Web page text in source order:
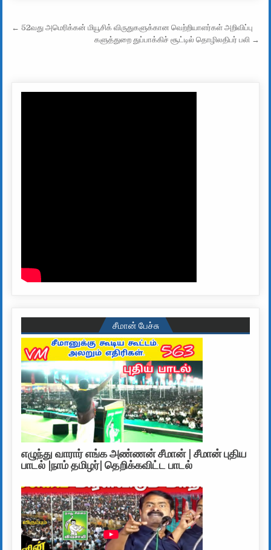
Post navigation
← 52வது அமெரிக்கன் மியூசிக் விருதுகளுக்கான வெற்றியாளர்கள் அறிவிப்பு
களுத்துறை துப்பாக்கிச் சூட்டில் தொழிலதிபர் பலி →
சீமான் பேச்சு
எழுந்து வாரார் எங்க அண்ணன் சீமான் | சீமான் புதிய
பாடல் |நாம் தமிழர்| தெறிக்கவிட்ட பாடல்